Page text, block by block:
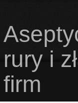
rury i
firm